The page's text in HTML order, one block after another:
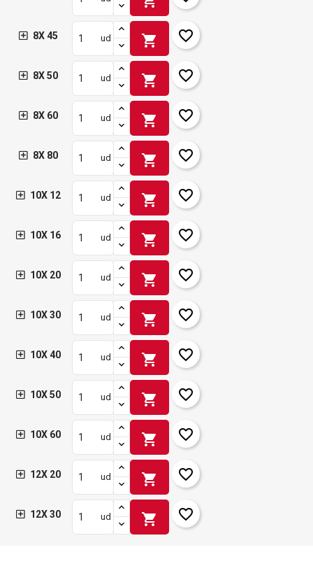
8X 45 ud shopping_cart favorite_border
8X 50 ud shopping_cart favorite_border
8X 60 ud shopping_cart favorite_border
8X 80 ud shopping_cart favorite_border
10X 12 ud shopping_cart favorite_border
10X 16 ud shopping_cart favorite_border
10X 20 ud shopping_cart favorite_border
10X 30 ud shopping_cart favorite_border
10X 40 ud shopping_cart favorite_border
10X 50 ud shopping_cart favorite_border
10X 60 ud shopping_cart favorite_border
12X 20 ud shopping_cart favorite_border
12X 30 ud shopping_cart favorite_border